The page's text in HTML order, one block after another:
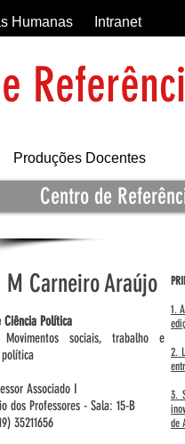
Humanas Intranet
Produções Docentes
Centro de
M Carneiro Araújo
Ciência Política
sociais, trabalho e
Associado I
dos Professores - Sala: 15-B
35211656
1.
2.
3.
de